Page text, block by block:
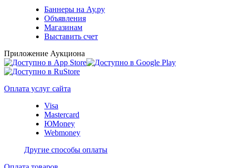
Баннеры на Ау.ру
Объявления
Магазинам
Выставить счет
Приложение Аукциона
Оплата услуг сайта
Visa
Mastercard
ЮMoney
Webmoney
Другие способы оплаты